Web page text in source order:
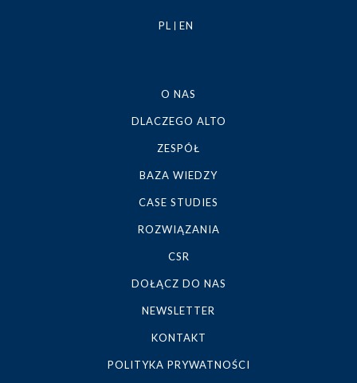
PL EN
O NAS
DLACZEGO ALTO
ZESPÓŁ
BAZA WIEDZY
CASE STUDIES
ROZWIĄZANIA
CSR
DOŁĄCZ DO NAS
NEWSLETTER
KONTAKT
POLITYKA PRYWATNOŚCI